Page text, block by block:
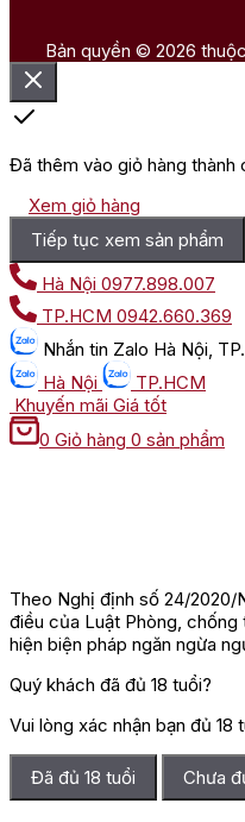
Bản quyền © 2026
Đã thêm vào giỏ hàng thành
Xem giỏ hàng
Tiếp tục xem sản phẩm
Hà Nội 0977.898.007
TP.HCM 0942.660.369
Nhắn tin Zalo Hà Nội,
Hà Nội
TP.HCM
Khuyến mãi Giá tốt
0 Giỏ hàng 0 sản phẩm
Theo Nghị định số 24/
điều của Luật Phòng,
hiện biện pháp ngăn ngừa
Quý khách đã đủ 18 tuổi?
Vui lòng xác nhận bạn đủ 18
Đã đủ 18 tuổi Chưa